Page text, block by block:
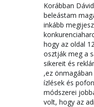
Korábban
beleástam
inkább
hogy az oldal
osztják meg a
sikereit és
,ez
ízlések és
módszerei
volt, hogy az